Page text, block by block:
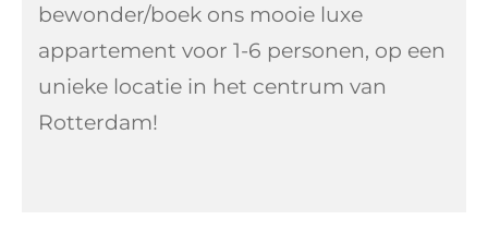
bewonder/boek ons mooie luxe
appartement voor 1-6 personen, op een
unieke locatie in het centrum van
Rotterdam!